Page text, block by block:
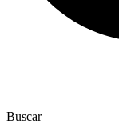
Buscar